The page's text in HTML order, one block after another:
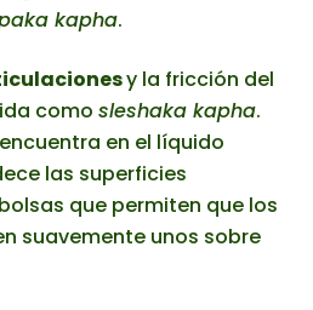
kapha.
y la fricción del
como sleshaka kapha.
en el líquido
las superficies
que permiten que los
suavemente unos sobre